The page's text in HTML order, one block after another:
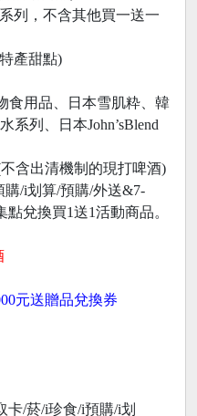
列，不含其他買一送一
產甜點)
食用品、日本雪肌粋、韓
系列、日本John’sBlend
含出清機制的現打啤酒)
購/i划算/預購/外送&7-
兌換買1送1活動商品。
元送贈品兌換券
卡/菸/i珍食/i預購/i划